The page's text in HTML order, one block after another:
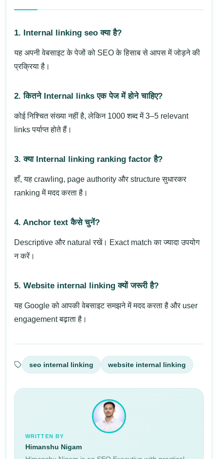
1. Internal linking seo क्या है?
यह अपनी वेबसाइट के पेजों को SEO के हिसाब से आपस में जोड़ने की
प्रक्रिया है।
2. कितने Internal links एक पेज में होने चाहिए?
कोई निश्चित संख्या नहीं है, लेकिन 1000 शब्द में 3–5 relevant
links पर्याप्त होते हैं।
3. क्या Internal linking ranking factor है?
हाँ, यह crawling, page authority और structure सुधारकर
ranking में मदद करता है।
4. Anchor text कैसे चुनें?
Descriptive और natural रखें। Exact match का ज्यादा उपयोग
न करें।
5. Website internal linking क्यों जरूरी है?
यह Google को आपकी वेबसाइट समझने में मदद करता है और user
engagement बढ़ाता है।
seo internal linking website internal linking
WRITTEN BY
Himanshu Nigam